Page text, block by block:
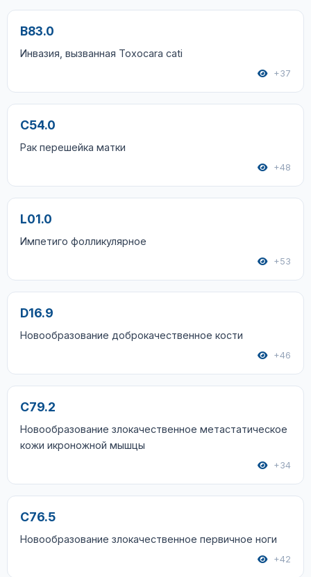
B83.0
Инвазия, вызванная Toxocara cati
+37
C54.0
Рак перешейка матки
+48
L01.0
Импетиго фолликулярное
+53
D16.9
Новообразование доброкачественное кости
+46
C79.2
Новообразование злокачественное метастатическое
кожи икроножной мышцы
+34
C76.5
Новообразование злокачественное первичное ноги
+42